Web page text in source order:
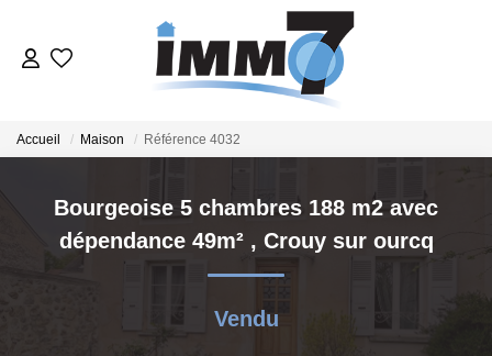
GERER
VENDRE
Accueil Maison Référence 4032
Bourgeoise 5 chambres 188 m2 avec
dépendance 49m² , Crouy sur ourcq
Vendu